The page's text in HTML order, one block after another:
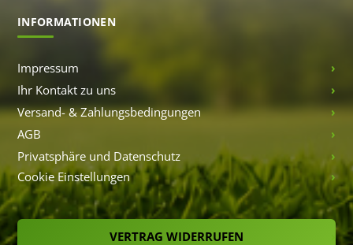
INFORMATIONEN
Impressum
Ihr Kontakt zu uns
Versand- & Zahlungsbedingungen
AGB
Privatsphäre und Datenschutz
Cookie Einstellungen
VERTRAG WIDERRUFEN